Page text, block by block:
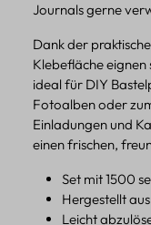
Journals gerne
Dank der
Klebefläche
ideal für DIY
Fotoalben oder
Einladungen und
einen frischen,
Set mit 1500
Hergestellt
Leicht